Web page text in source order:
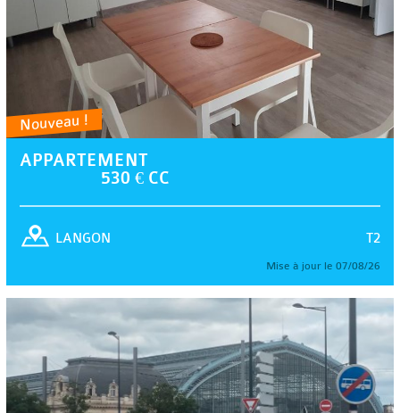
Nouveau !
APPARTEMENT
530 € CC
T2
LANGON
Mise à jour le 07/08/26